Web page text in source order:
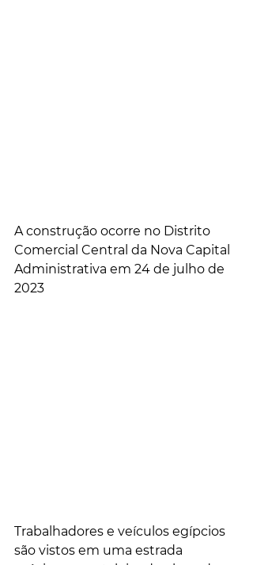
A construção ocorre no Distrito
Comercial Central da Nova Capital
Administrativa em 24 de julho de
2023
Trabalhadores e veículos egípcios
são vistos em uma estrada